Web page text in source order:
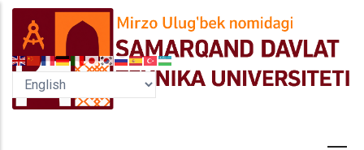
Skip
main
content